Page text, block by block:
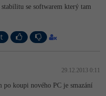
se softwarem který tam
29.12.2013 0:11
koupi nového PC je smazání